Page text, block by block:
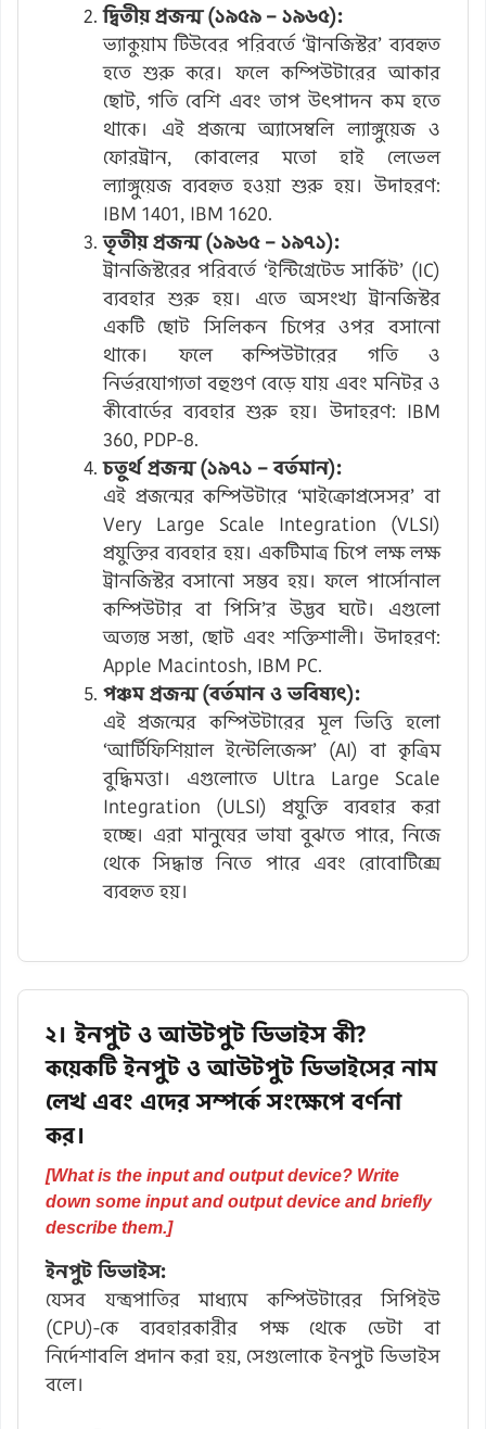
দ্বিতীয় প্রজন্ম (১৯৫৯ – ১৯৬৫):
ভ্যাকুয়াম টিউবের পরিবর্তে ‘ট্রানজিস্টর’ ব্যবহৃত
হতে শুরু করে। ফলে কম্পিউটারের আকার
ছোট, গতি বেশি এবং তাপ উৎপাদন কম হতে
থাকে। এই প্রজন্মে অ্যাসেম্বলি ল্যাঙ্গুয়েজ ও
ফোরট্রান, কোবলের মতো হাই লেভেল
ল্যাঙ্গুয়েজ ব্যবহৃত হওয়া শুরু হয়। উদাহরণ:
IBM 1401, IBM 1620.
তৃতীয় প্রজন্ম (১৯৬৫ – ১৯৭১):
ট্রানজিস্টরের পরিবর্তে ‘ইন্টিগ্রেটেড সার্কিট’ (IC)
ব্যবহার শুরু হয়। এতে অসংখ্য ট্রানজিস্টর
একটি ছোট সিলিকন চিপের ওপর বসানো
থাকে। ফলে কম্পিউটারের গতি ও
নির্ভরযোগ্যতা বহুগুণ বেড়ে যায় এবং মনিটর ও
কীবোর্ডের ব্যবহার শুরু হয়। উদাহরণ: IBM
360, PDP-8.
চতুর্থ প্রজন্ম (১৯৭১ – বর্তমান):
এই প্রজন্মের কম্পিউটারে ‘মাইক্রোপ্রসেসর’ বা
Very Large Scale Integration (VLSI)
প্রযুক্তির ব্যবহার হয়। একটিমাত্র চিপে লক্ষ লক্ষ
ট্রানজিস্টর বসানো সম্ভব হয়। ফলে পার্সোনাল
কম্পিউটার বা পিসি’র উদ্ভব ঘটে। এগুলো
অত্যন্ত সস্তা, ছোট এবং শক্তিশালী। উদাহরণ:
Apple Macintosh, IBM PC.
পঞ্চম প্রজন্ম (বর্তমান ও ভবিষ্যৎ):
এই প্রজন্মের কম্পিউটারের মূল ভিত্তি হলো
‘আর্টিফিশিয়াল ইন্টেলিজেন্স’ (AI) বা কৃত্রিম
বুদ্ধিমত্তা। এগুলোতে Ultra Large Scale
Integration (ULSI) প্রযুক্তি ব্যবহার করা
হচ্ছে। এরা মানুষের ভাষা বুঝতে পারে, নিজে
থেকে সিদ্ধান্ত নিতে পারে এবং রোবোটিক্সে
ব্যবহৃত হয়।
২। ইনপুট ও আউটপুট ডিভাইস কী?
কয়েকটি ইনপুট ও আউটপুট ডিভাইসের নাম
লেখ এবং এদের সম্পর্কে সংক্ষেপে বর্ণনা
কর।
[What is the input and output device? Write
down some input and output device and briefly
describe them.]
ইনপুট ডিভাইস:
যেসব যন্ত্রপাতির মাধ্যমে কম্পিউটারের সিপিইউ
(CPU)-কে ব্যবহারকারীর পক্ষ থেকে ডেটা বা
নির্দেশাবলি প্রদান করা হয়, সেগুলোকে ইনপুট ডিভাইস
বলে।